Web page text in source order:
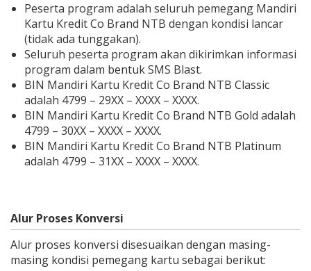
Peserta program adalah seluruh pemegang Mandiri
Kartu Kredit Co Brand NTB dengan kondisi lancar
(tidak ada tunggakan).
Seluruh peserta program akan dikirimkan informasi
program dalam bentuk SMS Blast.
BIN Mandiri Kartu Kredit Co Brand NTB Classic
adalah 4799 – 29XX – XXXX – XXXX.
BIN Mandiri Kartu Kredit Co Brand NTB Gold adalah
4799 – 30XX – XXXX – XXXX.
BIN Mandiri Kartu Kredit Co Brand NTB Platinum
adalah 4799 – 31XX – XXXX – XXXX.
Alur Proses Konversi
Alur proses konversi disesuaikan dengan masing-
masing kondisi pemegang kartu sebagai berikut: